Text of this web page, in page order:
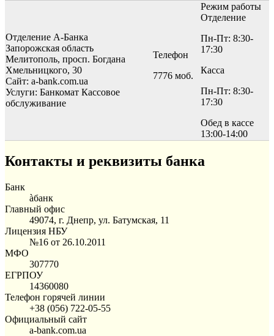
Отделение А-Банка
Запорожская область
Мелитополь, просп. Богдана
Хмельницкого, 30
Сайт: a-bank.com.ua
Услуги: Банкомат Кассовое
обслуживание
Телефон
7776 моб.
Режим работы
Отделение
Пн-Пт: 8:30-
17:30
Касса
Пн-Пт: 8:30-
17:30
Обед в кассе
13:00-14:00
Контакты и реквизиты банка
Банк
àбанк
Главный офис
49074, г. Днепр, ул. Батумская, 11
Лицензия НБУ
№16 от 26.10.2011
МФО
307770
ЕГРПОУ
14360080
Телефон горячей линии
+38 (056) 722-05-55
Официальный сайт
a-bank.com.ua